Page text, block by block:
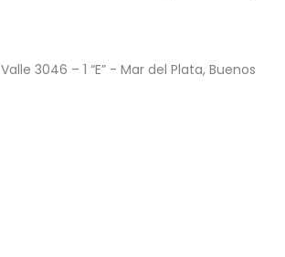
3046 – 1 “E” - Mar del Plata, Buenos